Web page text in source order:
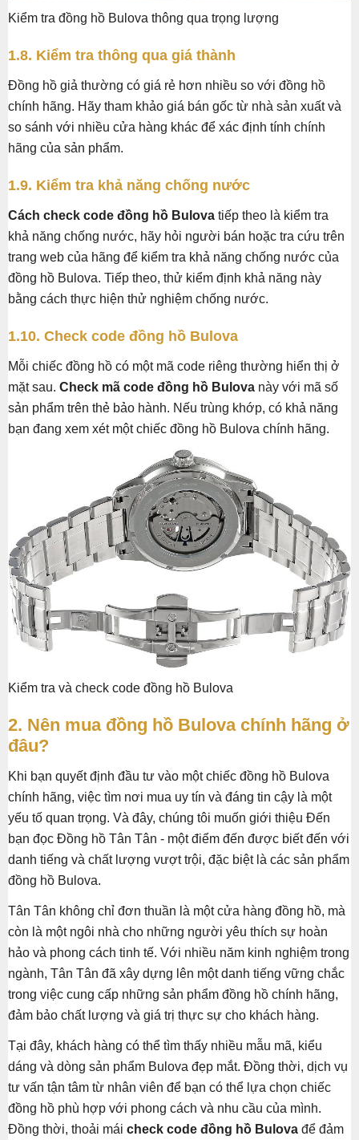
Kiểm tra đồng hồ Bulova thông qua trọng lượng
1.8. Kiểm tra thông qua giá thành
Đồng hồ giả thường có giá rẻ hơn nhiều so với đồng hồ
chính hãng. Hãy tham khảo giá bán gốc từ nhà sản xuất và
so sánh với nhiều cửa hàng khác để xác định tính chính
hãng của sản phẩm.
1.9. Kiểm tra khả năng chống nước
Cách check code đồng hồ Bulova tiếp theo là kiểm tra
khả năng chống nước, hãy hỏi người bán hoặc tra cứu trên
trang web của hãng để kiểm tra khả năng chống nước của
đồng hồ Bulova. Tiếp theo, thử kiểm định khả năng này
bằng cách thực hiện thử nghiệm chống nước.
1.10. Check code đồng hồ Bulova
Mỗi chiếc đồng hồ có một mã code riêng thường hiển thị ở
mặt sau. Check mã code đồng hồ Bulova này với mã số
sản phẩm trên thẻ bảo hành. Nếu trùng khớp, có khả năng
bạn đang xem xét một chiếc đồng hồ Bulova chính hãng.
Kiểm tra và check code đồng hồ Bulova
2. Nên mua đồng hồ Bulova chính hãng ở
đâu?
Khi bạn quyết định đầu tư vào một chiếc đồng hồ Bulova
chính hãng, việc tìm nơi mua uy tín và đáng tin cậy là một
yếu tố quan trọng. Và đây, chúng tôi muốn giới thiệu Đến
bạn đọc Đồng hồ Tân Tân - một điểm đến được biết đến với
danh tiếng và chất lượng vượt trội, đặc biệt là các sản phẩm
đồng hồ Bulova.
Tân Tân không chỉ đơn thuần là một cửa hàng đồng hồ, mà
còn là một ngôi nhà cho những người yêu thích sự hoàn
hảo và phong cách tinh tế. Với nhiều năm kinh nghiệm trong
ngành, Tân Tân đã xây dựng lên một danh tiếng vững chắc
trong việc cung cấp những sản phẩm đồng hồ chính hãng,
đảm bảo chất lượng và giá trị thực sự cho khách hàng.
Tại đây, khách hàng có thể tìm thấy nhiều mẫu mã, kiểu
dáng và dòng sản phẩm Bulova đẹp mắt. Đồng thời, dịch vụ
tư vấn tận tâm từ nhân viên để bạn có thể lựa chọn chiếc
đồng hồ phù hợp với phong cách và nhu cầu của mình.
Đồng thời, thoải mái check code đồng hồ Bulova để đảm